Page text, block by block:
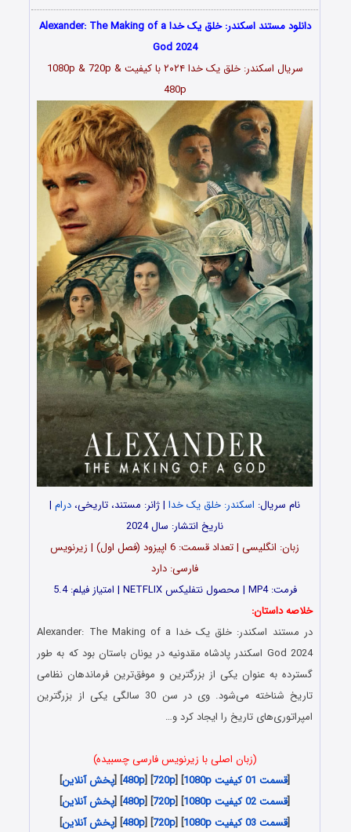
دانلود مستند اسکندر: خلق یک خدا Alexander: The Making of a
God 2024
سریال اسکندر: خلق یک خدا ۲۰۲۴ با کیفیت 1080p & 720p &
480p
نام سریال: اسکندر: خلق یک خدا | ژانر: مستند، تاریخی، درام |
ناریخ انتشار: سال 2024
زبان: انگلیسی | تعداد قسمت‌‌‌‌: 6 اپیزود (فصل اول) | زیرنویس
فارسی: دارد
فرمت: MP4 | محصول نتفلیکس NETFLIX | امتیاز فیلم: 5.4
خلاصه داستان:
در مستند اسکندر: خلق یک خدا Alexander: The Making of a
God 2024 اسکندر پادشاه مقدونیه در یونان باستان بود که به طور
گسترده به عنوان یکی از بزرگترین و موفق‌ترین فرماندهان نظامی
تاریخ شناخته می‌شود. وی در سن 30 سالگی یکی از بزرگترین
امپراتوری‌های تاریخ را ایجاد کرد و…
(زبان اصلی با زیرنویس فارسی چسبیده)
[قسمت 01 کیفیت 1080p ] [
720p
] [
480p
] [پخش آنلاین]
[قسمت 02 کیفیت 1080p ] [
720p
] [
480p
] [پخش آنلاین]
[قسمت 03 کیفیت 1080p ] [
720p
] [
480p
] [پخش آنلاین]